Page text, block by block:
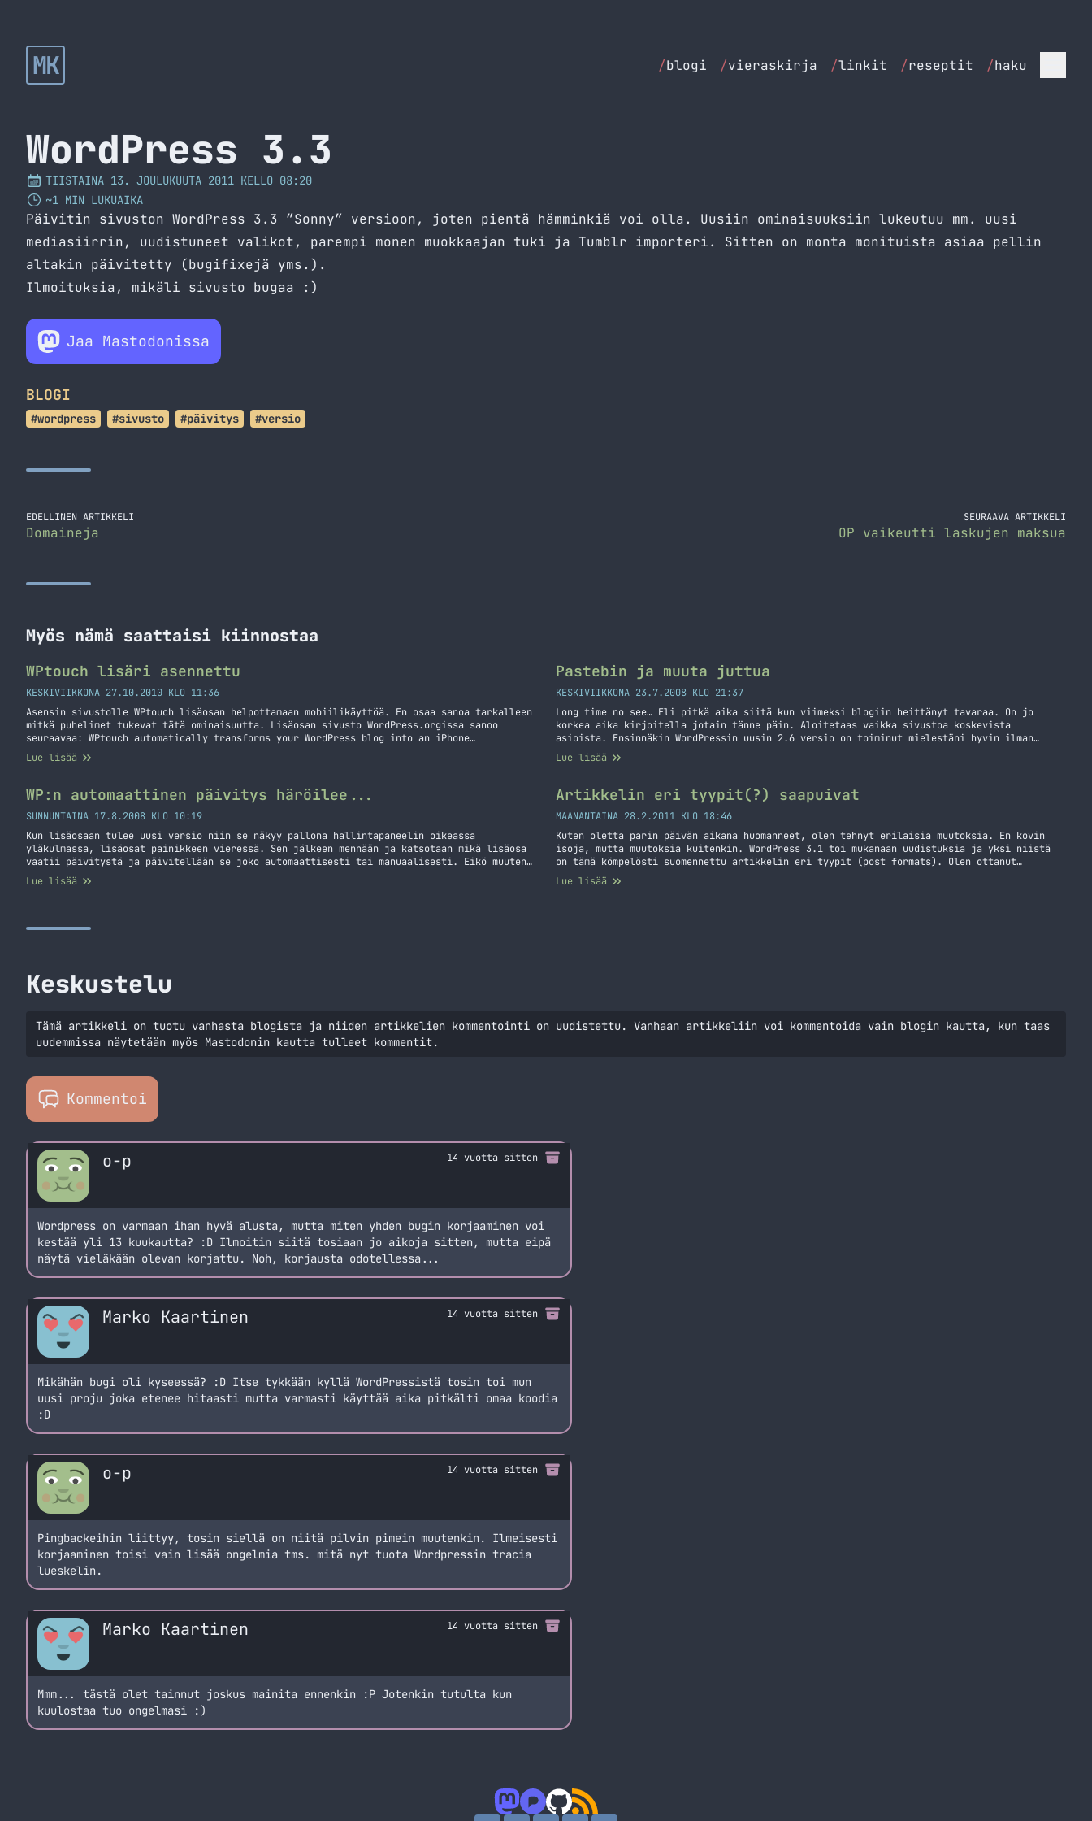
MK /blogi /vieraskirja /linkit /reseptit /haku
WordPress 3.3
TIISTAINA 13. JOULUKUUTA 2011 KELLO 08:20
~1 MIN LUKUAIKA
Päivitin sivuston WordPress 3.3 ”Sonny” versioon, joten pientä hämminkiä voi olla. Uusiin ominaisuuksiin lukeutuu mm. uusi
mediasiirrin, uudistuneet valikot, parempi monen muokkaajan tuki ja Tumblr importeri. Sitten on monta monituista asiaa pellin
altakin päivitetty (bugifixejä yms.).
Ilmoituksia, mikäli sivusto bugaa :)
Jaa Mastodonissa
BLOGI
#wordpress #sivusto #päivitys #versio
EDELLINEN ARTIKKELI
Domaineja
SEURAAVA ARTIKKELI
OP vaikeutti laskujen maksua
Myös nämä saattaisi kiinnostaa
WPtouch lisäri asennettu
KESKIVIIKKONA 27.10.2010 KLO 11:36
Asensin sivustolle WPtouch lisäosan helpottamaan mobiilikäyttöä. En osaa sanoa tarkalleen
mitkä puhelimet tukevat tätä ominaisuutta. Lisäosan sivusto WordPress.orgissa sanoo
seuraavaa: WPtouch automatically transforms your WordPress blog into an iPhone
application-style theme, complete with ajax loading articles and effects, when viewed
from an iPhone, iPod touch, Android, Opera Mini, Palm Pre, Samsung touch and BlackBerry
Lue lisää
Pastebin ja muuta juttua
KESKIVIIKKONA 23.7.2008 KLO 21:37
Long time no see… Eli pitkä aika siitä kun viimeksi blogiin heittänyt tavaraa. On jo
korkea aika kirjoitella jotain tänne päin. Aloitetaas vaikka sivustoa koskevista
asioista. Ensinnäkin WordPressin uusin 2.6 versio on toiminut mielestäni hyvin ilman
mitään ongelmia joita olisi voinut tulla päivittämisen yhteydessä. Aikoinaan tekemäni
Ubuntu 8.04 asennusopas on kerännyt mielestäni kivan määrän latauksia,… Jatka lukemista
Lue lisää
WP:n automaattinen päivitys häröilee...
SUNNUNTAINA 17.8.2008 KLO 10:19
Kun lisäosaan tulee uusi versio niin se näkyy pallona hallintapaneelin oikeassa
yläkulmassa, lisäosat painikkeen vieressä. Sen jälkeen mennään ja katsotaan mikä lisäosa
vaatii päivitystä ja päivitellään se joko automaattisesti tai manuaalisesti. Eikö muuten
kuulosta kivalta toi automaattinen päivitys lisäosien kohdalla? Ei se ole aina niin kiva
kun luulisi. Nimittäin eilen illalla bongasin, että Nextgen gallery… Jatka lukemista WP:n
Lue lisää
Artikkelin eri tyypit(?) saapuivat
MAANANTAINA 28.2.2011 KLO 18:46
Kuten oletta parin päivän aikana huomanneet, olen tehnyt erilaisia muutoksia. En kovin
isoja, mutta muutoksia kuitenkin. WordPress 3.1 toi mukanaan uudistuksia ja yksi niistä
on tämä kömpelösti suomennettu artikkelin eri tyypit (post formats). Olen ottanut
käyttöön pari erilaista täällä sivustolla ja ne ovat: linkki, kuva, ääni, video,
tilapäivitys ja tietysti tämä normaali postaus. Ehkäpä nämä… Jatka lukemista Artikkelin
Lue lisää
Keskustelu
Tämä artikkeli on tuotu vanhasta blogista ja niiden artikkelien kommentointi on uudistettu. Vanhaan artikkeliin voi kommentoida vain blogin kautta, kun taas
uudemmissa näytetään myös Mastodonin kautta tulleet kommentit.
Kommentoi
o-p 14 vuotta sitten
Wordpress on varmaan ihan hyvä alusta, mutta miten yhden bugin korjaaminen voi
kestää yli 13 kuukautta? :D Ilmoitin siitä tosiaan jo aikoja sitten, mutta eipä
näytä vieläkään olevan korjattu. Noh, korjausta odotellessa...
Marko Kaartinen 14 vuotta sitten
Mikähän bugi oli kyseessä? :D Itse tykkään kyllä WordPressistä tosin toi mun
uusi proju joka etenee hitaasti mutta varmasti käyttää aika pitkälti omaa koodia
:D
o-p 14 vuotta sitten
Pingbackeihin liittyy, tosin siellä on niitä pilvin pimein muutenkin. Ilmeisesti
korjaaminen toisi vain lisää ongelmia tms. mitä nyt tuota Wordpressin tracia
lueskelin.
Marko Kaartinen 14 vuotta sitten
Mmm... tästä olet tainnut joskus mainita ennenkin :P Jotenkin tutulta kun
kuulostaa tuo ongelmasi :)